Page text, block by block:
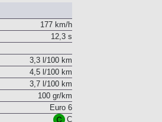
177 km/h
3,3 l/100 km
4,5 l/100 km
3,7 l/100 km
100 gr/km
Euro 6